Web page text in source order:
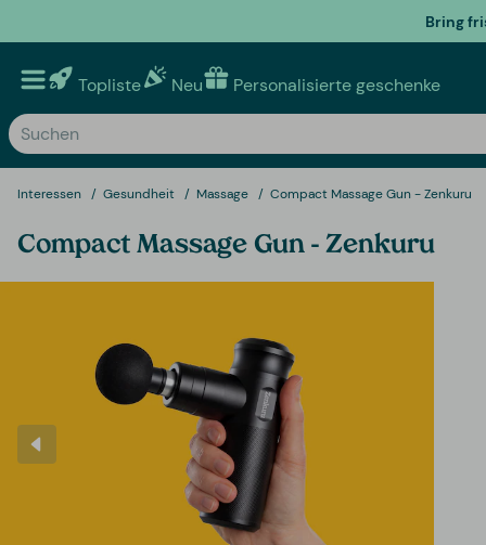
Bring
Topliste Neu Personalisierte geschenke
Interessen Gesundheit Massage Compact Massage Gun - Zenkuru
Compact Massage Gun - Zenkuru